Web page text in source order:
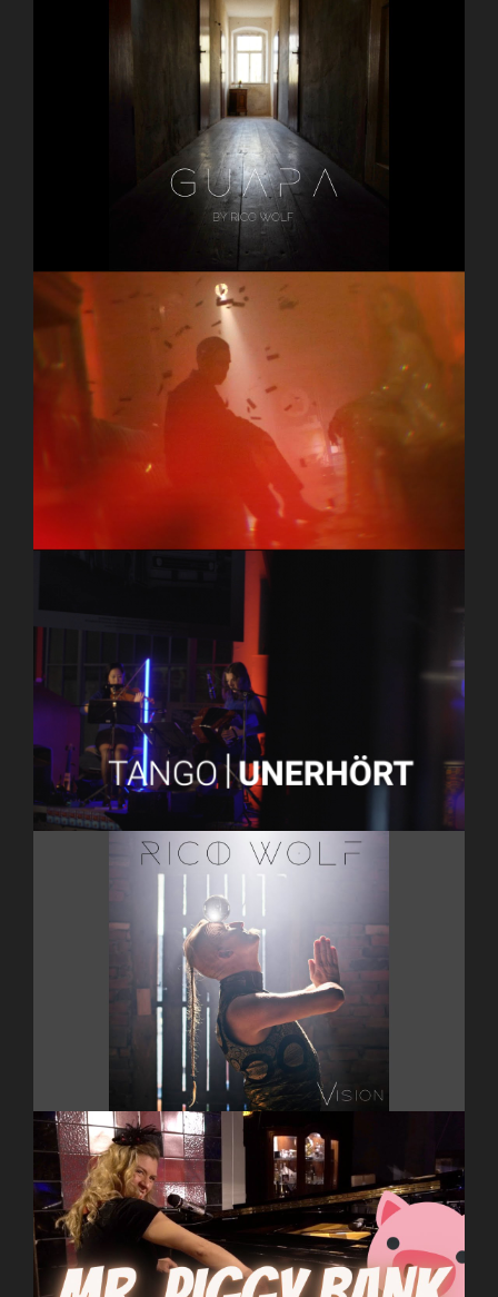
RICO WOLF – GUAPA (Official Music Video)
I WANT POETRY – People At Parties
CFTangoConnection – Konzertproduktion
RICO WOLF – VISION (Official Music Video)
Lesly’s Dynamite – Mr. Piggy Bank (Live)